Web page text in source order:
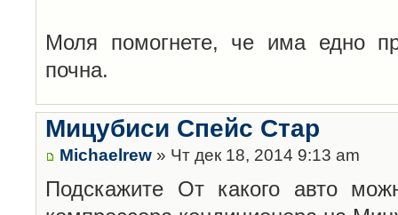
Моля помогнете, че има едно
почна.
Мицубиси Спейс Стар
Michaelrew » Чт дек 18, 2014 9:13 am
Подскажите От какого авто